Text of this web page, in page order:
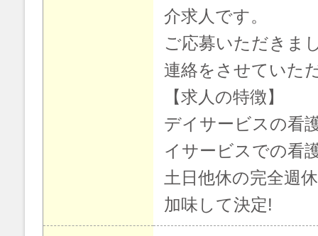
介求人です。
ご応募いただきま
連絡をさせていた
【求人の特徴】
デイサービスの看
イサービスでの看
土日他休の完全週
加味して決定!